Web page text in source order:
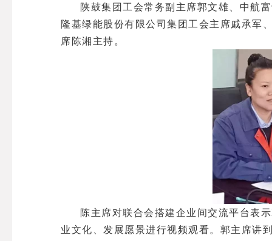
陕鼓集团工会常务副主席郭文雄、中航
隆基绿能股份有限公司集团工会主席戚承军
席陈湘主持。
陈主席对联合会搭建企业间交流平台表
业文化、发展愿景进行视频观看。郭主席讲